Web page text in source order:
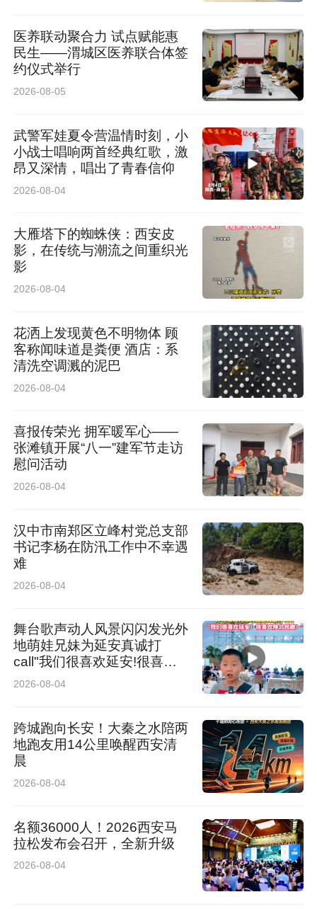
医养联动聚合力 试点赋能惠
民生——渭城区医养联合体签
约仪式举行
2026-08-05
武警军娃夏令营温情时刻，小
小战士唱响两首经典红歌，激
昂又深情，唱出了青春信仰
2026-08-04
大雁塔下的蜘蛛侠：西安皮
影，在传统与潮流之间重织光
影
2026-08-04
花洒上发现黄色不明物体 顾
客称闻味道是粪便 酒店：系
清洗空调溅的泥巴
2026-08-04
喜报传荣光 拥军暖军心——
张滩镇开展“八一”建军节走访
慰问活动
2026-08-04
汉中市南郑区立峰村党总支部
书记李杨在防汛工作中不幸遇
难
2026-08-04
舞台歌声动人风景闪闪发光外
地萌娃兄妹为延安真诚打
call"我们很喜欢延安!很喜欢
陕北民歌!“
2026-08-04
跨城跑向长安！大秦之水陪两
地跑友用14公里唤醒西安清
晨
2026-08-04
名额36000人！2026西安马
拉松发布会召开，全新升级
2026-08-04